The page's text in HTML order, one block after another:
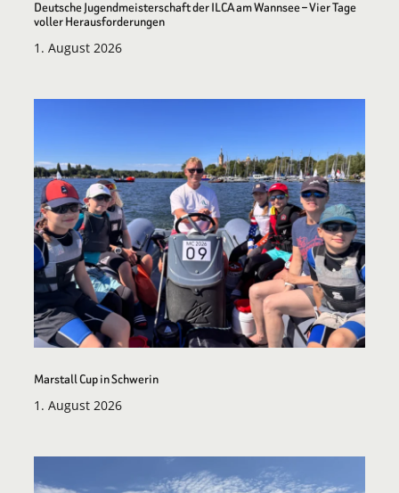
Deutsche Jugendmeisterschaft der ILCA am Wannsee – Vier Tage
voller Herausforderungen
1. August 2026
Marstall Cup in Schwerin
1. August 2026